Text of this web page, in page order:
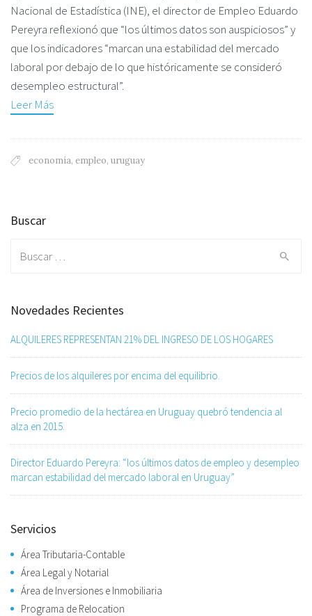
Nacional de Estadística (INE), el director de Empleo Eduardo
Pereyra reflexionó que “los últimos datos son auspiciosos” y
que los indicadores “marcan una estabilidad del mercado
laboral por debajo de lo que históricamente se consideró
desempleo estructural”.
Leer Más
economía, empleo, uruguay
Buscar
Novedades Recientes
ALQUILERES REPRESENTAN 21% DEL INGRESO DE LOS HOGARES
Precios de los alquileres por encima del equilibrio.
Precio promedio de la hectárea en Uruguay quebró tendencia al
alza en 2015.
Director Eduardo Pereyra: “los últimos datos de empleo y desempleo
marcan estabilidad del mercado laboral en Uruguay”
Servicios
Área Tributaria-Contable
Área Legal y Notarial
Área de Inversiones e Inmobiliaria
Programa de Relocation